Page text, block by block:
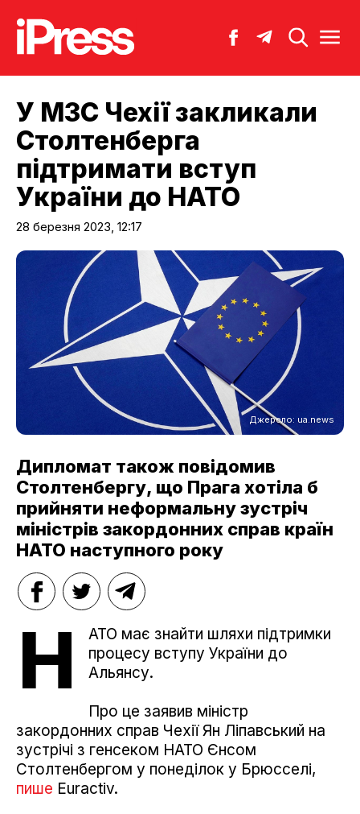
У МЗС Чехії закликали
Столтенберга
підтримати вступ
України до НАТО
28 березня 2023, 12:17
Джерело: ua.news
Дипломат також повідомив
Столтенбергу, що Прага хотіла б
прийняти неформальну зустріч
міністрів закордонних справ країн
НАТО наступного року
Н
АТО має знайти шляхи підтримки
процесу вступу України до
Альянсу.
Про це заявив міністр
закордонних справ Чехії Ян Ліпавський на
зустрічі з генсеком НАТО Єнсом
Столтенбергом у понеділок у Брюсселі,
пише Euractiv.